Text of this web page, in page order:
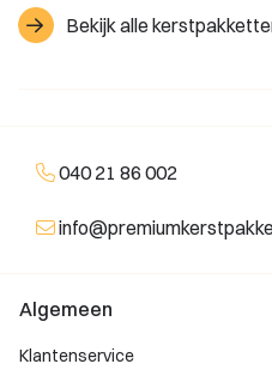
Bekijk alle
040 21 86 002
Algemeen
Klantenservice